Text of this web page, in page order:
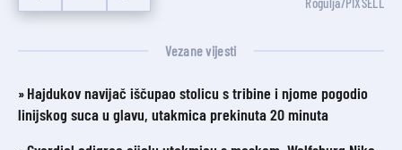
Vezane vijesti
Hajdukov navijač iščupao stolicu s tribine i njome pogodio
linijskog suca u glavu, utakmica prekinuta 20 minuta